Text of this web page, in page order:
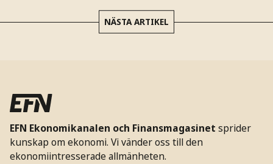
NÄSTA ARTIKEL
EFN Ekonomikanalen och Finansmagasinet sprider
kunskap om ekonomi. Vi vänder oss till den
ekonomiintresserade allmänheten.